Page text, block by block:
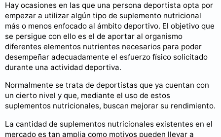
Hay ocasiones en las que una persona deportista opta por
empezar a utilizar algún tipo de suplemento nutricional
más o menos enfocado al ámbito deportivo. El objetivo que
se persigue con ello es el de aportar al organismo
diferentes elementos nutrientes necesarios para poder
desempeñar adecuadamente el esfuerzo físico solicitado
durante una actividad deportiva.
Normalmente se trata de deportistas que ya cuentan con
un cierto nivel y que, mediante el uso de estos
suplementos nutricionales, buscan mejorar su rendimiento.
La cantidad de suplementos nutricionales existentes en el
mercado es tan amplia como motivos pueden llevar a